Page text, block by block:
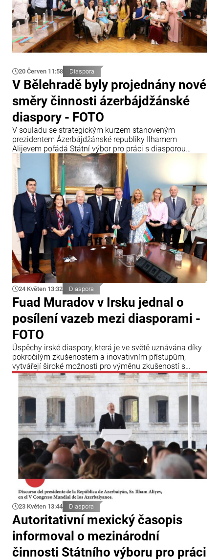
20 Červen 11:58 Diaspora
V Bělehradě byly projednány nové
směry činnosti ázerbájdžánské
diaspory - FOTO
V souladu se strategickým kurzem stanoveným
prezidentem Ázerbájdžánské republiky Ilhamem
Alijevem pořádá Státní výbor pro práci s diasporou
pravidelná setkání s krajany žijícími v různých zemích
světa s cílem posílit jejich vazby na Ázerbájdžán a zvýšit
intenzitu vzájemné spolupráce.
24 Květen 13:32 Diaspora
Fuad Muradov v Irsku jednal o
posílení vazeb mezi diasporami -
FOTO
Úspěchy irské diaspory, která je ve světě uznávána díky
pokročilým zkušenostem a inovativním přístupům,
vytvářejí široké možnosti pro výměnu zkušeností s
diasporními strukturami dalších zemí a ukazují roli Irska
jak v mezinárodních vztazích, tak v oblasti diasporních
aktivit.
23 Květen 13:44 Diaspora
Autoritativní mexický časopis
informoval o mezinárodní
činnosti Státního výboru pro práci